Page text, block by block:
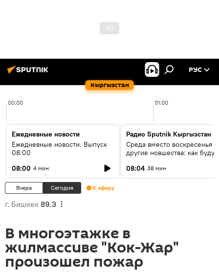
Кыргызстан
РУС
00:00 01:00
Ежедневные новости
Ежедневные новости. Выпуск
08:00
08:00 4 мин
Радио Sputnik Кыргызстан
Среда вместо воскресенья и
другие новшества: как будут
08:04 38 мин
Вчера Сегодня К эфиру
г. Бишкек 89.3
В многоэтажке в
жилмассиве "Кок-Жар"
произошел пожар